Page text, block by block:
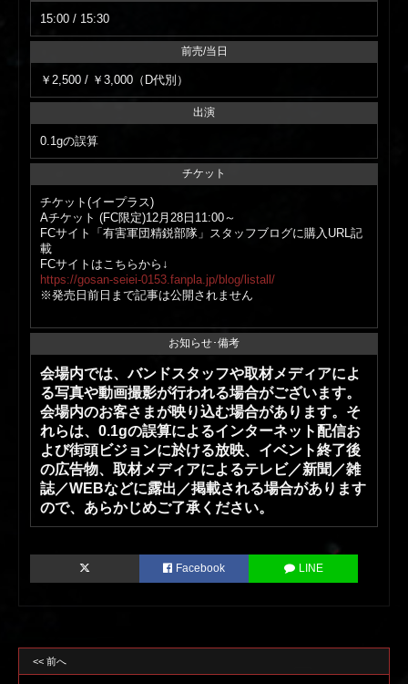
15:00 / 15:30
前売/当日
￥2,500 / ￥3,000（D代別）
出演
0.1gの誤算
チケット
チケット(イープラス)
Aチケット (FC限定)12月28日11:00～
FCサイト「有害軍団精鋭部隊」スタッフブログに購入URL記
載
FCサイトはこちらから↓
https://gosan-seiei-0153.fanpla.jp/blog/listall/
※発売日前日まで記事は公開されません
お知らせ･備考
会場内では、バンドスタッフや取材メディアによ
る写真や動画撮影が行われる場合がございます。
会場内のお客さまが映り込む場合があります。そ
れらは、0.1gの誤算によるインターネット配信お
よび街頭ビジョンに於ける放映、イベント終了後
の広告物、取材メディアによるテレビ／新聞／雑
誌／WEBなどに露出／掲載される場合があります
ので、あらかじめご了承ください。
Facebook LINE
<< 前へ